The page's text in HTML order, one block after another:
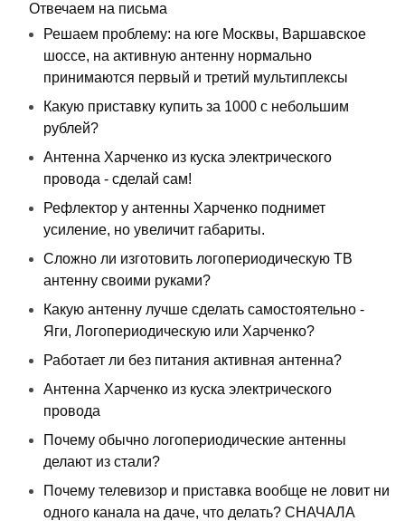
Отвечаем на письма
Решаем проблему: на юге Москвы, Варшавское
шоссе, на активную антенну нормально
принимаются первый и третий мультиплексы
Какую приставку купить за 1000 с небольшим
рублей?
Антенна Харченко из куска электрического
провода - сделай сам!
Рефлектор у антенны Харченко поднимет
усиление, но увеличит габариты.
Сложно ли изготовить логопериодическую ТВ
антенну своими руками?
Какую антенну лучше сделать самостоятельно -
Яги, Логопериодическую или Харченко?
Работает ли без питания активная антенна?
Антенна Харченко из куска электрического
провода
Почему обычно логопериодические антенны
делают из стали?
Почему телевизор и приставка вообще не ловит ни
одного канала на даче, что делать? СНАЧАЛА